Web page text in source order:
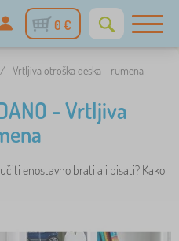
0 €
/ Vrtljiva otroška deska - rumena
- Vrtljiva
enostavno brati ali pisati? Kako